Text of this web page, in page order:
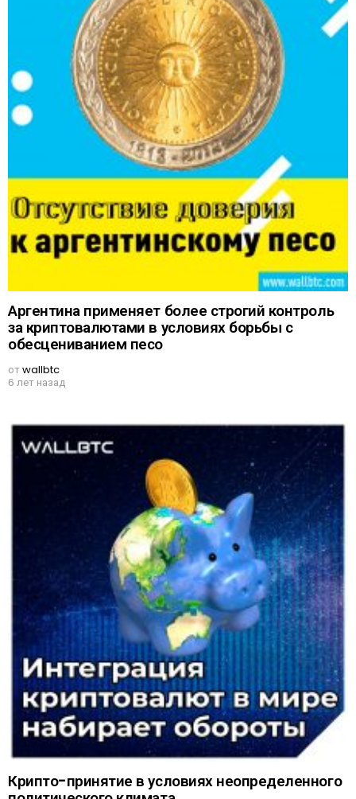
Аргентина применяет более строгий контроль
за криптовалютами в условиях борьбы с
обесцениванием песо
отwallbtc
6 лет назад
Крипто-принятие в условиях неопределенного